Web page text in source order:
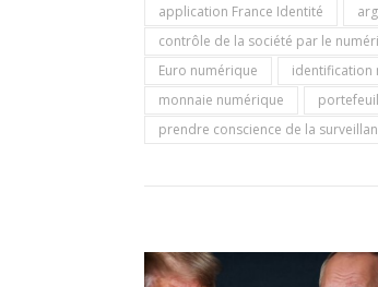
application France Identité
contrôle de la société par le
Euro numérique
identification
monnaie numérique
prendre conscience de la